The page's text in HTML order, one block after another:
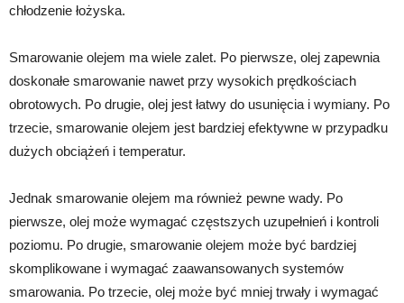
chłodzenie łożyska.
Smarowanie olejem ma wiele zalet. Po pierwsze, olej zapewnia
doskonałe smarowanie nawet przy wysokich prędkościach
obrotowych. Po drugie, olej jest łatwy do usunięcia i wymiany. Po
trzecie, smarowanie olejem jest bardziej efektywne w przypadku
dużych obciążeń i temperatur.
Jednak smarowanie olejem ma również pewne wady. Po
pierwsze, olej może wymagać częstszych uzupełnień i kontroli
poziomu. Po drugie, smarowanie olejem może być bardziej
skomplikowane i wymagać zaawansowanych systemów
smarowania. Po trzecie, olej może być mniej trwały i wymagać